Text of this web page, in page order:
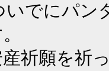
いでにパン
祈願を祈